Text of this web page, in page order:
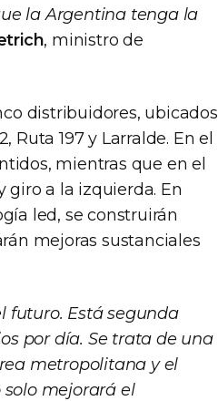
la Argentina tenga la
, ministro de
distribuidores, ubicados
197 y Larralde. En el
mientras que en el
giro a la izquierda. En
led, se construirán
mejoras sustanciales
futuro. Está segunda
por día. Se trata de una
metropolitana y el
mejorará el